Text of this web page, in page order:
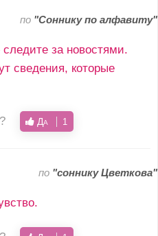
по "Соннику по алфавиту"
за новостями.
сведения, которые
Да 1
по "соннику Цветкова"